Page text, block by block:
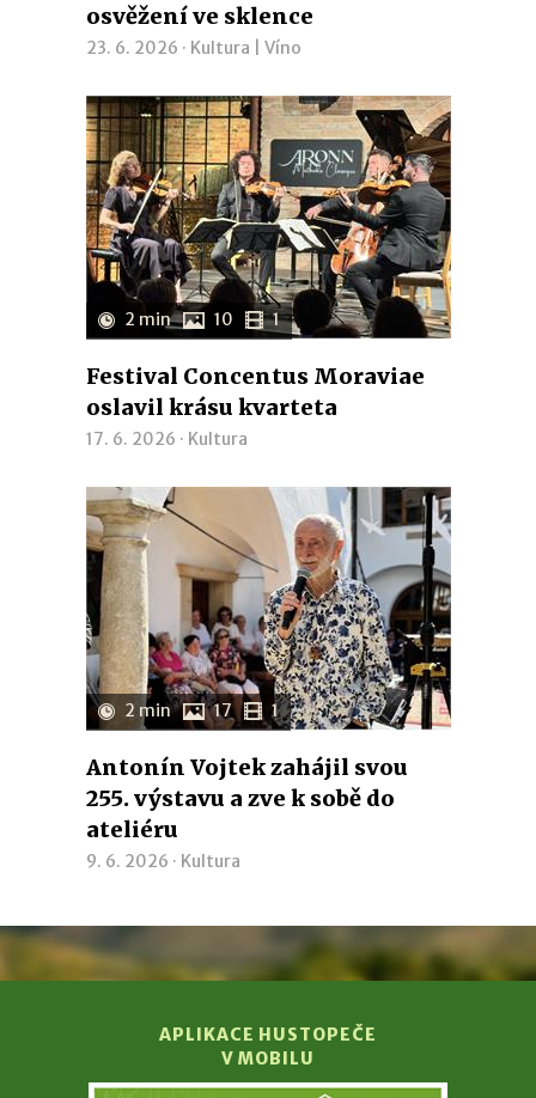
osvěžení ve sklence
23. 6. 2026 · Kultura Víno
2 min 10 1
Festival Concentus Moraviae
oslavil krásu kvarteta
17. 6. 2026 · Kultura
2 min 17 1
Antonín Vojtek zahájil svou
255. výstavu a zve k sobě do
ateliéru
9. 6. 2026 · Kultura
APLIKACE HUSTOPEČE
V MOBILU